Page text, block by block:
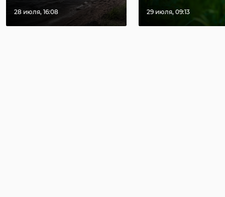
28 июля, 16:08 29 июля, 09:13